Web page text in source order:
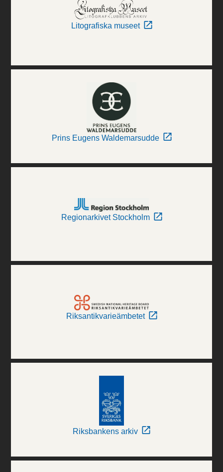
Litografiska museet
Prins Eugens Waldemarsudde
Regionarkivet Stockholm
Riksantikvarieämbetet
Riksbankens arkiv